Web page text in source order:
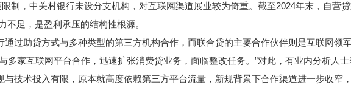
，中关村银行未设分支机构，对互联网渠道展业较为倚重。截至2024年末，自营
不足，是盈利承压的结构性根源。
助贷方式与多种类型的第三方机构合作，而联合贷的主要合作伙伴则是互联网领军
家互联网平台合作，迅速扩张消费贷业务，面临整改任务。”对此，有业内分析人
技术投入有限，原本就高度依赖第三方平台流量，新规背景下合作渠道进一步收窄